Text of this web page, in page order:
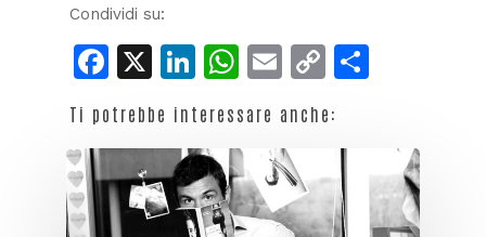
Condividi su:
Facebook
X LinkedIn
WhatsApp
Email
Copy
Ti potrebbe interessare anche: